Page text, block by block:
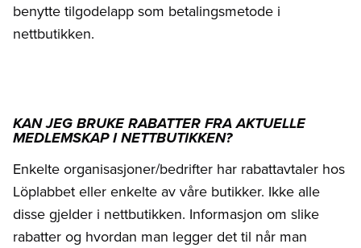
benytte tilgodelapp som betalingsmetode i
nettbutikken.
KAN JEG BRUKE RABATTER FRA AKTUELLE
MEDLEMSKAP I NETTBUTIKKEN?
Enkelte organisasjoner/bedrifter har rabattavtaler hos
Löplabbet eller enkelte av våre butikker. Ikke alle
disse gjelder i nettbutikken. Informasjon om slike
rabatter og hvordan man legger det til når man